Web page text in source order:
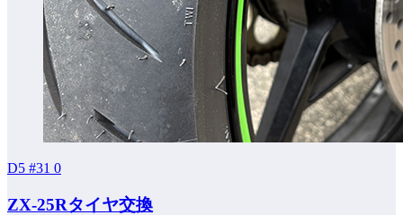
D5 #31 0
ZX-25Rタイヤ交換